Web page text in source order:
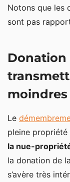
Notons que les
sont pas
moindres
Le
pleine propriété
la nue-
la donation de
s’avère très